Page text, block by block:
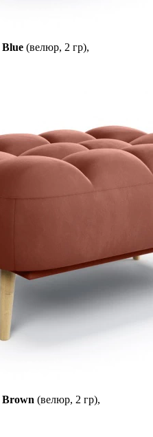
Blue (велюр, 2 гр),
Brown (велюр, 2 гр),